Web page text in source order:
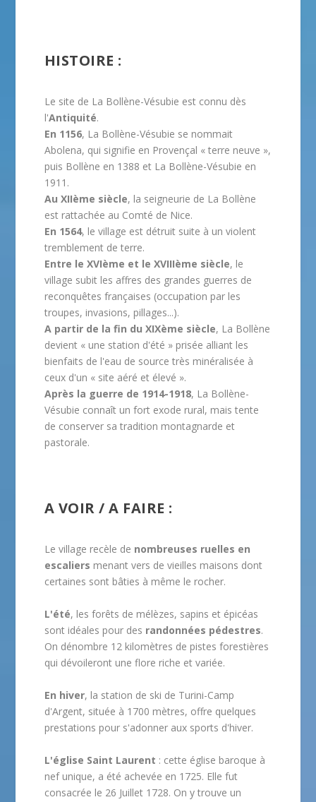
HISTOIRE :
Le site de La Bollène-Vésubie est connu dès
l'Antiquité.
En 1156, La Bollène-Vésubie se nommait
Abolena, qui signifie en Provençal « terre neuve »,
puis Bollène en 1388 et La Bollène-Vésubie en
1911.
Au XIIème siècle, la seigneurie de La Bollène
est rattachée au Comté de Nice.
En 1564, le village est détruit suite à un violent
tremblement de terre.
Entre le XVIème et le XVIIIème siècle, le
village subit les affres des grandes guerres de
reconquêtes françaises (occupation par les
troupes, invasions, pillages...).
A partir de la fin du XIXème siècle, La Bollène
devient « une station d'été » prisée alliant les
bienfaits de l'eau de source très minéralisée à
ceux d'un « site aéré et élevé ».
Après la guerre de 1914-1918, La Bollène-
Vésubie connaît un fort exode rural, mais tente
de conserver sa tradition montagnarde et
pastorale.
A VOIR / A FAIRE :
Le village recèle de nombreuses ruelles en
escaliers menant vers de vieilles maisons dont
certaines sont bâties à même le rocher.
L'été, les forêts de mélèzes, sapins et épicéas
sont idéales pour des randonnées pédestres.
On dénombre 12 kilomètres de pistes forestières
qui dévoileront une flore riche et variée.
En hiver, la station de ski de Turini-Camp
d'Argent, située à 1700 mètres, offre quelques
prestations pour s'adonner aux sports d'hiver.
L'église Saint Laurent : cette église baroque à
nef unique, a été achevée en 1725. Elle fut
consacrée le 26 Juillet 1728. On y trouve un